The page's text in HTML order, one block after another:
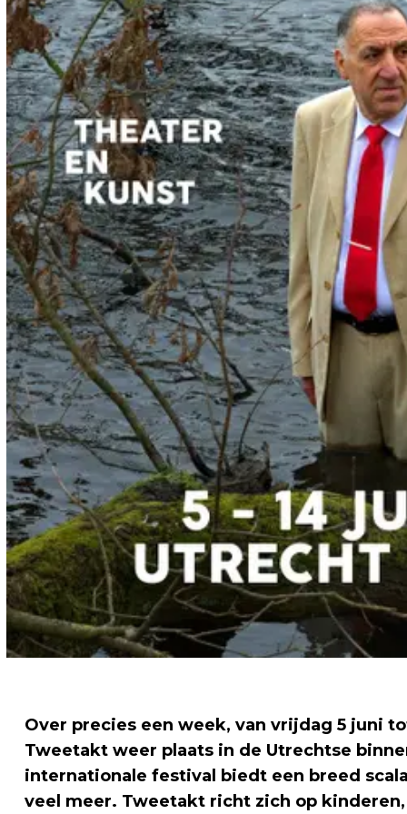
Over precies een week, van vrijdag 5 juni
Tweetakt weer plaats in de Utrechtse
internationale festival biedt een breed
veel meer. Tweetakt richt zich op